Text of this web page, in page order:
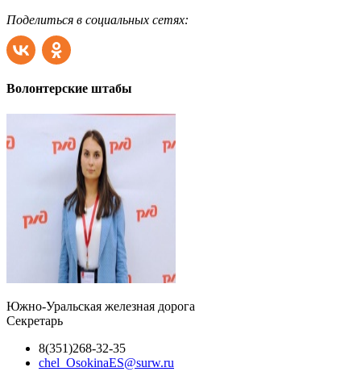
Поделиться в социальных сетях:
Волонтерские штабы
Южно-Уральская железная дорога
Секретарь
8(351)268-32-35
chel_OsokinaES@surw.ru